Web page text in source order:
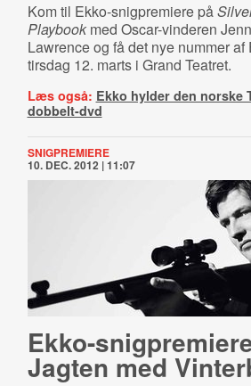
Kom til Ekko-snigpremiere på
Playbookmed Oscar-vinderen
Lawrence og få det nye nummer af
tirsdag 12. marts i Grand Teatret.
Læs også: Ekko hylder den norske
dobbelt-dvd
SNIGPREMIERE
10. DEC. 2012 | 11:07
Ek­ko-​
Jagten med